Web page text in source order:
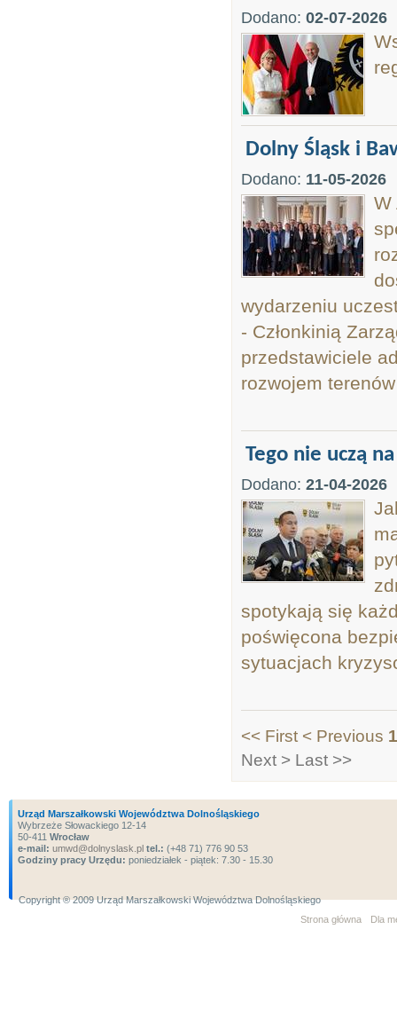
Dodano: 02-07-2026
Dolny Śląsk i
Dodano: 11-05-2026
W
wydarzeniu
- Członkinią
przedstawiciele
rozwojem
Tego nie uczą
Dodano: 21-04-2026
spotykają się
poświęcona
sytuacjach
<< First < Previous
Next > Last >>
Urząd Marszałkowski Województwa Dolnośląskiego
Wybrzeże Słowackiego 12-14
50-411 Wrocław
e-mail: umwd@dolnyslask.pl tel.: (+48 71) 776 90 53
Godziny pracy Urzędu: poniedziałek - piątek: 7.30 - 15.30
Copyright ® 2009 Urząd Marszałkowski Województwa Dolnośląskiego
Strona główna
Dla